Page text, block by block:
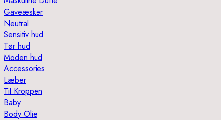
Gaveæsker
Neutral
Sensitiv hud
Tør hud
Moden hud
Accessories
Læber
Til Kroppen
Baby
Body Olie